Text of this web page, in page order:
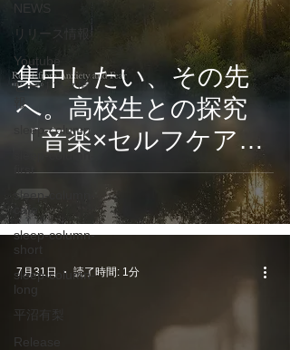
NEWS
リリース情報
Youtube
ヒーリング情
報
sleep-column
sleep-column-
first
sleep-column-
cafe
sleep-column-
short
sleep-column-
long
平沼有梨
Release
集中したい、その先
へ。高校生との探究
「音楽×セルフケア」
から生まれた396Hzソ
ルフェジオ周波数ア
ルバム第2弾『Relief
from Anxiety and
Fear』7月31日配信開
始
7月31日 読了時間: 1分